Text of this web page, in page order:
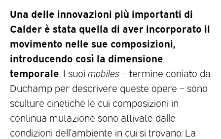
Una delle innovazioni più importanti di
Calder è stata quella di aver incorporato il
movimento nelle sue composizioni,
introducendo così la dimensione
temporale . I suoi mobiles– termine coniato da
Duchamp per descrivere queste opere – sono
sculture cinetiche le cui composizioni in
continua mutazione sono attivate dalle
condizioni dell’ambiente in cui si trovano. La